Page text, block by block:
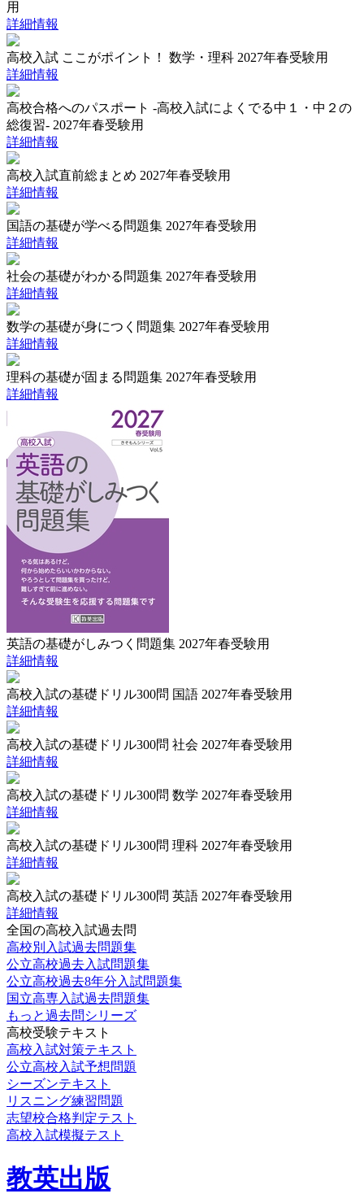
用
詳細情報
高校入試 ここがポイント！ 数学・理科 2027年春受験用
詳細情報
高校合格へのパスポート -高校入試によくでる中１・中２の
総復習- 2027年春受験用
詳細情報
高校入試直前総まとめ 2027年春受験用
詳細情報
国語の基礎が学べる問題集 2027年春受験用
詳細情報
社会の基礎がわかる問題集 2027年春受験用
詳細情報
数学の基礎が身につく問題集 2027年春受験用
詳細情報
理科の基礎が固まる問題集 2027年春受験用
詳細情報
英語の基礎がしみつく問題集 2027年春受験用
詳細情報
高校入試の基礎ドリル300問 国語 2027年春受験用
詳細情報
高校入試の基礎ドリル300問 社会 2027年春受験用
詳細情報
高校入試の基礎ドリル300問 数学 2027年春受験用
詳細情報
高校入試の基礎ドリル300問 理科 2027年春受験用
詳細情報
高校入試の基礎ドリル300問 英語 2027年春受験用
詳細情報
全国の高校入試過去問
高校別入試過去問題集
公立高校過去入試問題集
公立高校過去8年分入試問題集
国立高専入試過去問題集
もっと過去問シリーズ
高校受験テキスト
高校入試対策テキスト
公立高校入試予想問題
シーズンテキスト
リスニング練習問題
志望校合格判定テスト
高校入試模擬テスト
教英出版